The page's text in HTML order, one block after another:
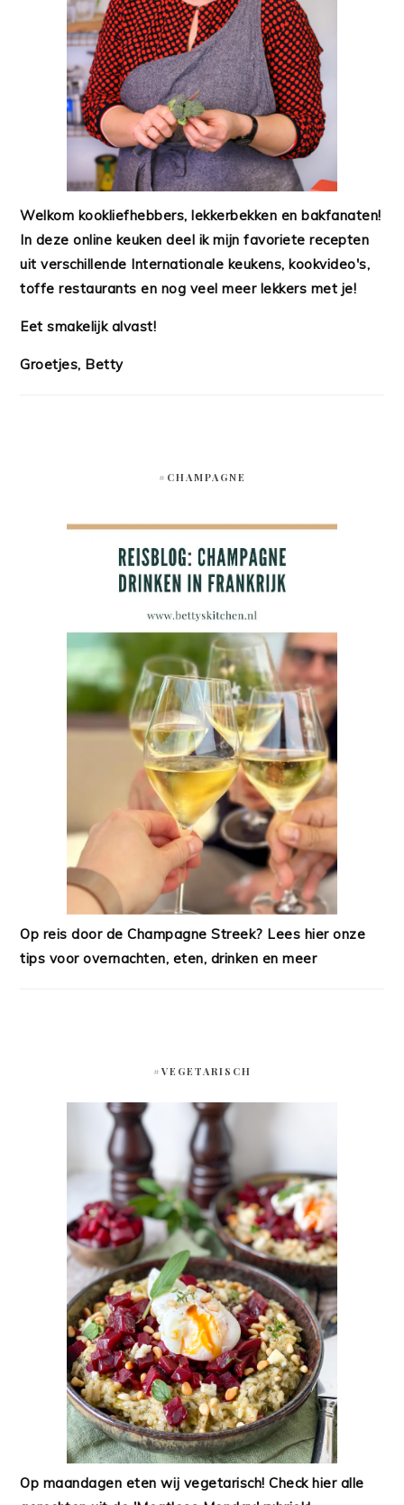
Welkom kookliefhebbers, lekkerbekken en bakfanaten!
In deze online keuken deel ik mijn favoriete recepten
uit verschillende Internationale keukens, kookvideo's,
toffe restaurants en nog veel meer lekkers met je!
Eet smakelijk alvast!
Groetjes, Betty
#CHAMPAGNE
Op reis door de Champagne Streek? Lees hier onze
tips voor overnachten, eten, drinken en meer
#VEGETARISCH
Op maandagen eten wij vegetarisch! Check hier alle